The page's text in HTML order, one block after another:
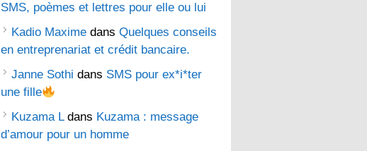
SMS, poèmes et lettres pour elle ou lui
Kadio Maxime dans Quelques conseils
en entreprenariat et crédit bancaire.
Janne Sothi dans SMS pour ex*i*ter
une fille
Kuzama Ldans Kuzama : message
d’amour pour un homme